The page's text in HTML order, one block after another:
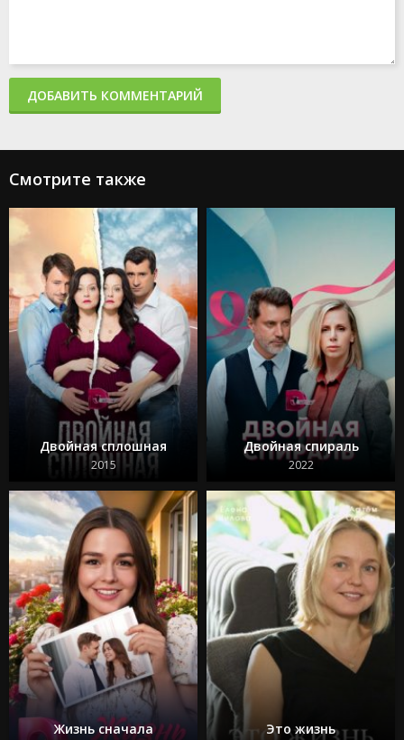
ДОБАВИТЬ КОММЕНТАРИЙ
Смотрите также
Двойная сплошная
2015
Двойная спираль
2022
Жизнь сначала Это жизнь